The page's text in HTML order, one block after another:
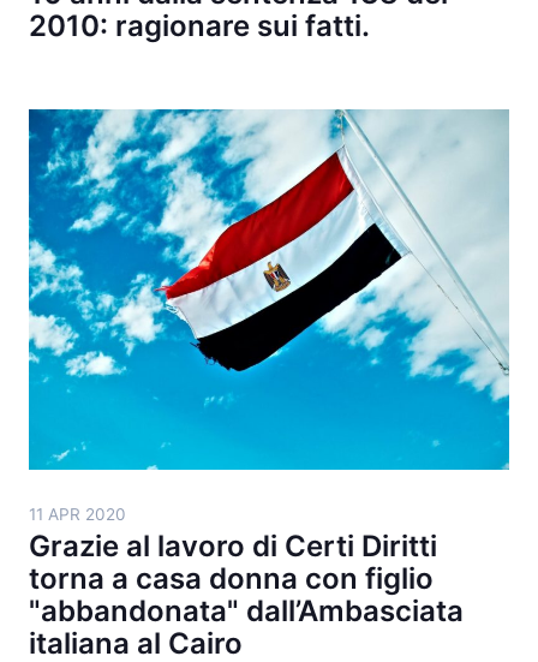
2010: ragionare sui fatti.
11 APR 2020
Grazie al lavoro di Certi Diritti
torna a casa donna con figlio
"abbandonata" dall’Ambasciata
italiana al Cairo